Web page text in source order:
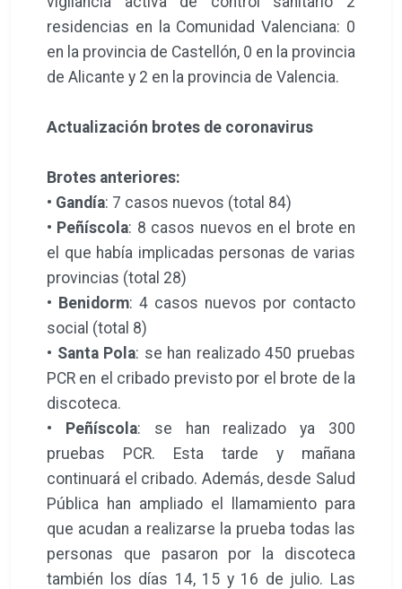
residencias en la Comunidad Valenciana: 0
en la provincia de Castellón, 0 en la provincia
de Alicante y 2 en la provincia de Valencia.
Actualización brotes de coronavirus
Brotes anteriores:
• Gandía: 7 casos nuevos (total 84)
• Peñíscola: 8 casos nuevos en el brote en
el que había implicadas personas de varias
provincias (total 28)
• Benidorm: 4 casos nuevos por contacto
social (total 8)
• Santa Pola: se han realizado 450 pruebas
PCR en el cribado previsto por el brote de la
discoteca.
• Peñíscola: se han realizado ya 300
pruebas PCR. Esta tarde y mañana
continuará el cribado. Además, desde Salud
Pública han ampliado el llamamiento para
que acudan a realizarse la prueba todas las
personas que pasaron por la discoteca
también los días 14, 15 y 16 de julio. Las